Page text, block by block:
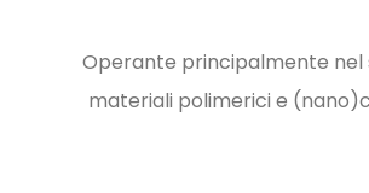
Operante principalmente nel
materiali polimerici e